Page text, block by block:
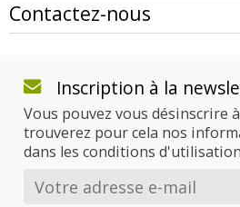
Contactez-nous
Inscription à la
Vous pouvez vous désinscrire
trouverez pour cela nos
dans les conditions